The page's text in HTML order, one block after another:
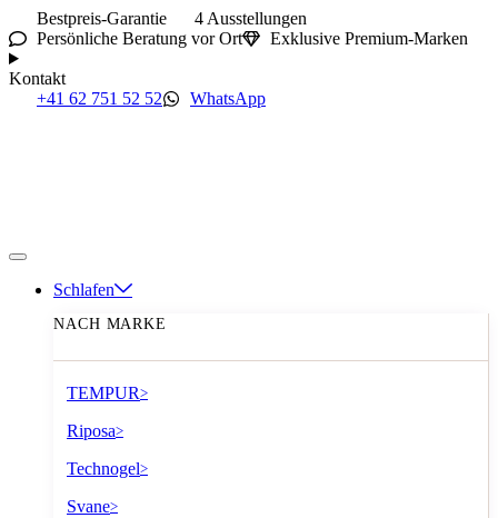
Bestpreis-Garantie
4 Ausstellungen
Persönliche Beratung vor Ort
Exklusive Premium-Marken
Kontakt
+41 62 751 52 52
WhatsApp
Schlafen
NACH MARKE
TEMPUR>
Riposa>
Technogel>
Svane>